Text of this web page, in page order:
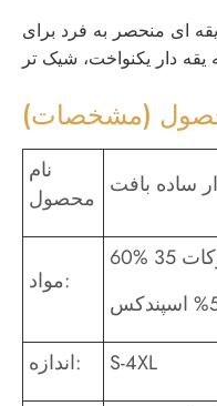
ای منحصر به فرد برای
(مشخصات)
نام
محصول ساده بافت
مواد:
اندازه: S-4XL